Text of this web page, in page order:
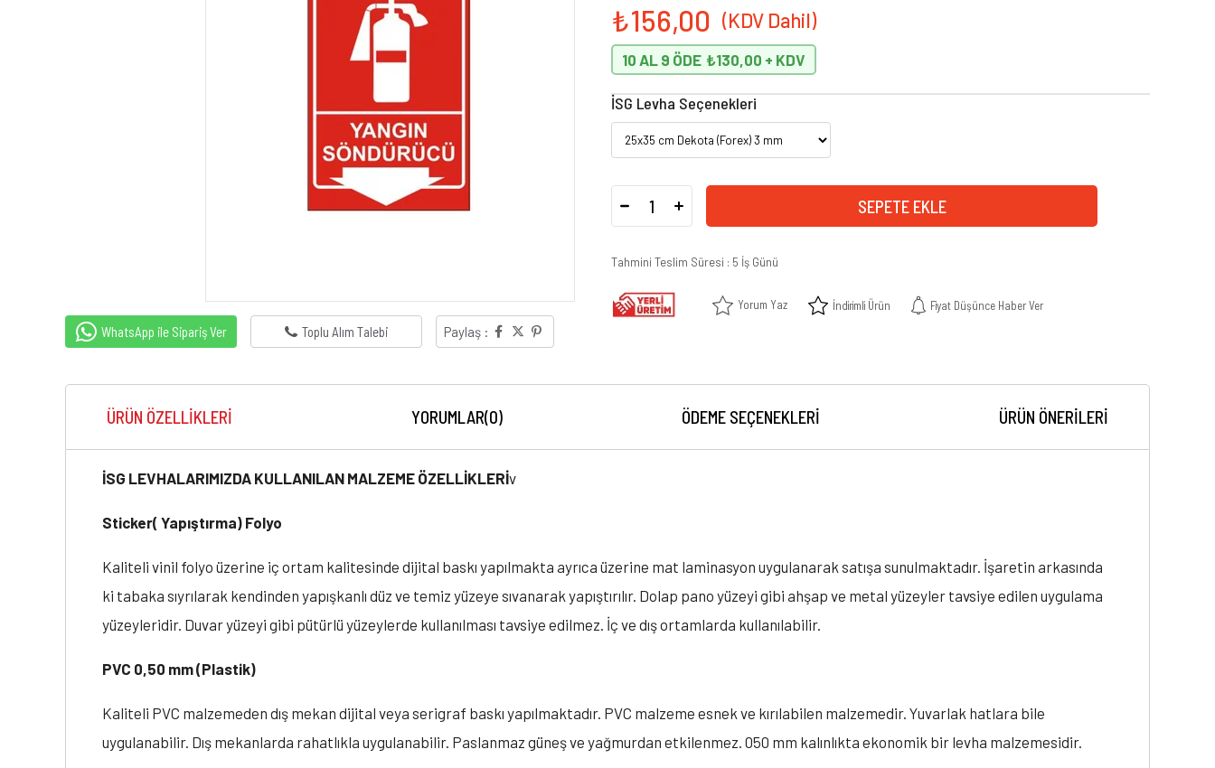
WhatsApp ile Sipariş Ver Toplu Alım Talebi Paylaş :
₺156,00
10 AL 9 ÖDE ₺130,00
İSG Levha Seçenekleri
Tahmini Teslim Süresi : 5 İş Günü
Yorum Yaz İndirimli Ürün Fiyat Düşünce Haber Ver
ÜRÜN ÖZELLIKLERI YORUMLAR(0) ÖDEME SEÇENEKLERI ÜRÜN ÖNERILERI
İSG LEVHALARIMIZDA KULLANILAN MALZEME ÖZELLİKLERİv
Sticker( Yapıştırma) Folyo
Kaliteli vinil folyo üzerine iç ortam kalitesinde dijital baskı yapılmakta ayrıca üzerine mat laminasyon uygulanarak satışa sunulmaktadır. İşaretin arkasında
ki tabaka sıyrılarak kendinden yapışkanlı düz ve temiz yüzeye sıvanarak yapıştırılır. Dolap pano yüzeyi gibi ahşap ve metal yüzeyler tavsiye edilen uygulama
yüzeyleridir. Duvar yüzeyi gibi pütürlü yüzeylerde kullanılması tavsiye edilmez. İç ve dış ortamlarda kullanılabilir.
PVC 0,50 mm (Plastik)
Kaliteli PVC malzemeden dış mekan dijital veya serigraf baskı yapılmaktadır. PVC malzeme esnek ve kırılabilen malzemedir. Yuvarlak hatlara bile
uygulanabilir. Dış mekanlarda rahatlıkla uygulanabilir. Paslanmaz güneş ve yağmurdan etkilenmez. 050 mm kalınlıkta ekonomik bir levha malzemesidir.